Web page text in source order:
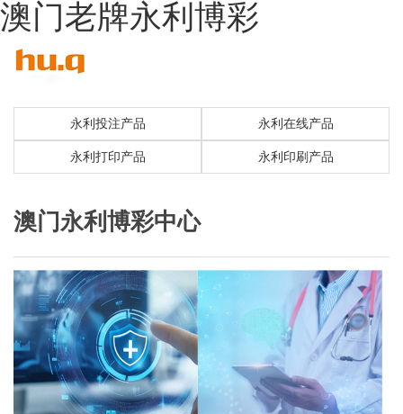
澳门老牌永利博彩
永利投注产品 永利在线产品
永利打印产品 永利印刷产品
澳门永利博彩中心